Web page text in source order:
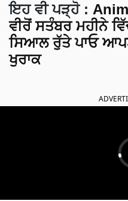
ਇਹ ਵੀ ਪੜ੍ਹੋ :
ਵੀਰੋਂ ਸਤੰਬਰ ਮਹੀਨੇ
ਸਿਆਲ ਰੁੱਤੇ ਪਾਓ
ਖੁਰਾਕ